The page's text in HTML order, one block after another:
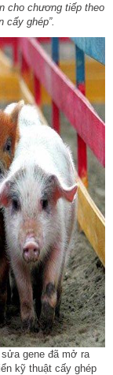
cho chương tiếp theo
cấy ghép”.
sửa gene đã mở ra
kỹ thuật cấy ghép